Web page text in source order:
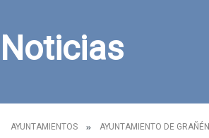
Noticias
AYUNTAMIENTOS AYUNTAMIENTO DE GRAÑÉN